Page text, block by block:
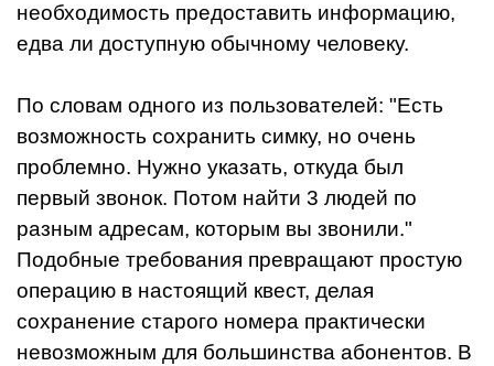
необходимость предоставить информацию,
едва ли доступную обычному человеку.
По словам одного из пользователей: "Есть
возможность сохранить симку, но очень
проблемно. Нужно указать, откуда был
первый звонок. Потом найти 3 людей по
разным адресам, которым вы звонили."
Подобные требования превращают простую
операцию в настоящий квест, делая
сохранение старого номера практически
невозможным для большинства абонентов. В